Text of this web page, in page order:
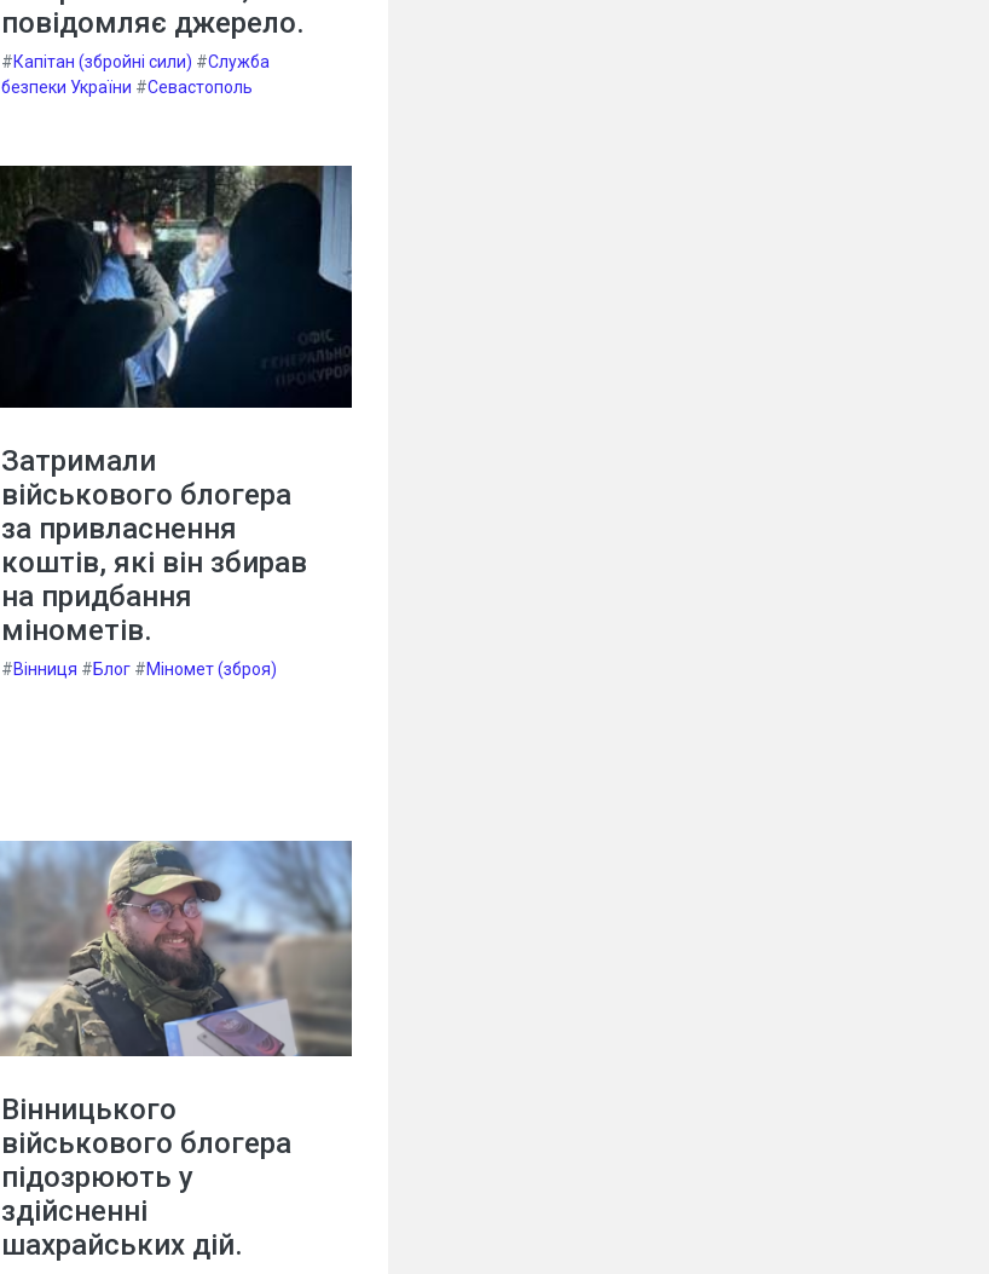
повідомляє джерело.
#Капітан (збройні сили) #Служба
безпеки України #Севастополь
Затримали
військового блогера
за привласнення
коштів, які він збирав
на придбання
мінометів.
#Вінниця #Блог #Міномет (зброя)
Вінницького
військового блогера
підозрюють у
здійсненні
шахрайських дій.